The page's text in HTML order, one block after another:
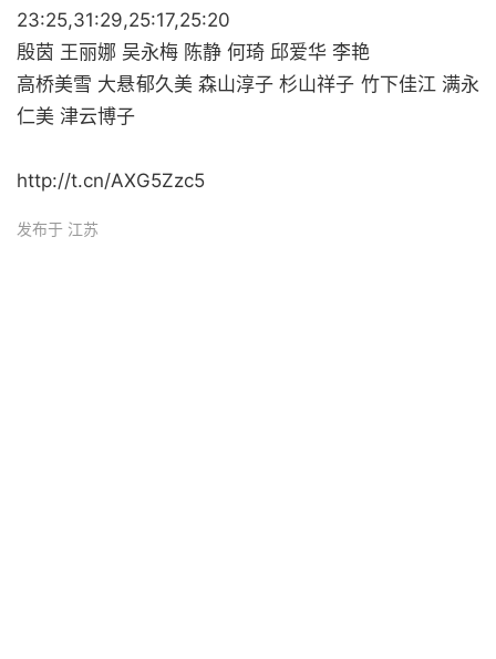
23:25,31:29,25:17,25:20
殷茵 王丽娜 吴永梅 陈静 何琦 邱爱华 李艳
高桥美雪 大悬郁久美 森山淳子 杉山祥子 竹下佳江 满永
仁美 津云博子
http://t.cn/AXG5Zzc5 ​
发布于 江苏